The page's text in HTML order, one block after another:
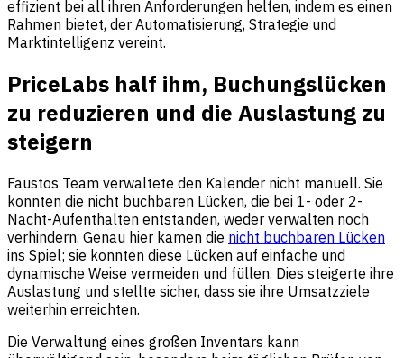
effizient bei all ihren Anforderungen helfen, indem es einen
Rahmen bietet, der Automatisierung, Strategie und
Marktintelligenz vereint.
PriceLabs half ihm, Buchungslücken
zu reduzieren und die Auslastung zu
steigern
Faustos Team verwaltete den Kalender nicht manuell. Sie
konnten die nicht buchbaren Lücken, die bei 1- oder 2-
Nacht-Aufenthalten entstanden, weder verwalten noch
verhindern. Genau hier kamen die nicht buchbaren Lücken
ins Spiel; sie konnten diese Lücken auf einfache und
dynamische Weise vermeiden und füllen. Dies steigerte ihre
Auslastung und stellte sicher, dass sie ihre Umsatzziele
weiterhin erreichten.
Die Verwaltung eines großen Inventars kann